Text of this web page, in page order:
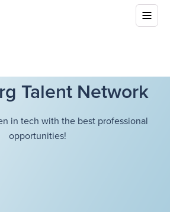
Talent Network
in tech with the best professional
opportunities!